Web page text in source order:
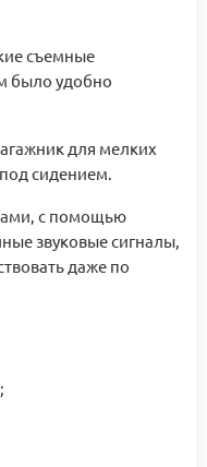
съемные
было удобно
для мелких
сидением.
с помощью
звуковые сигналы,
даже по